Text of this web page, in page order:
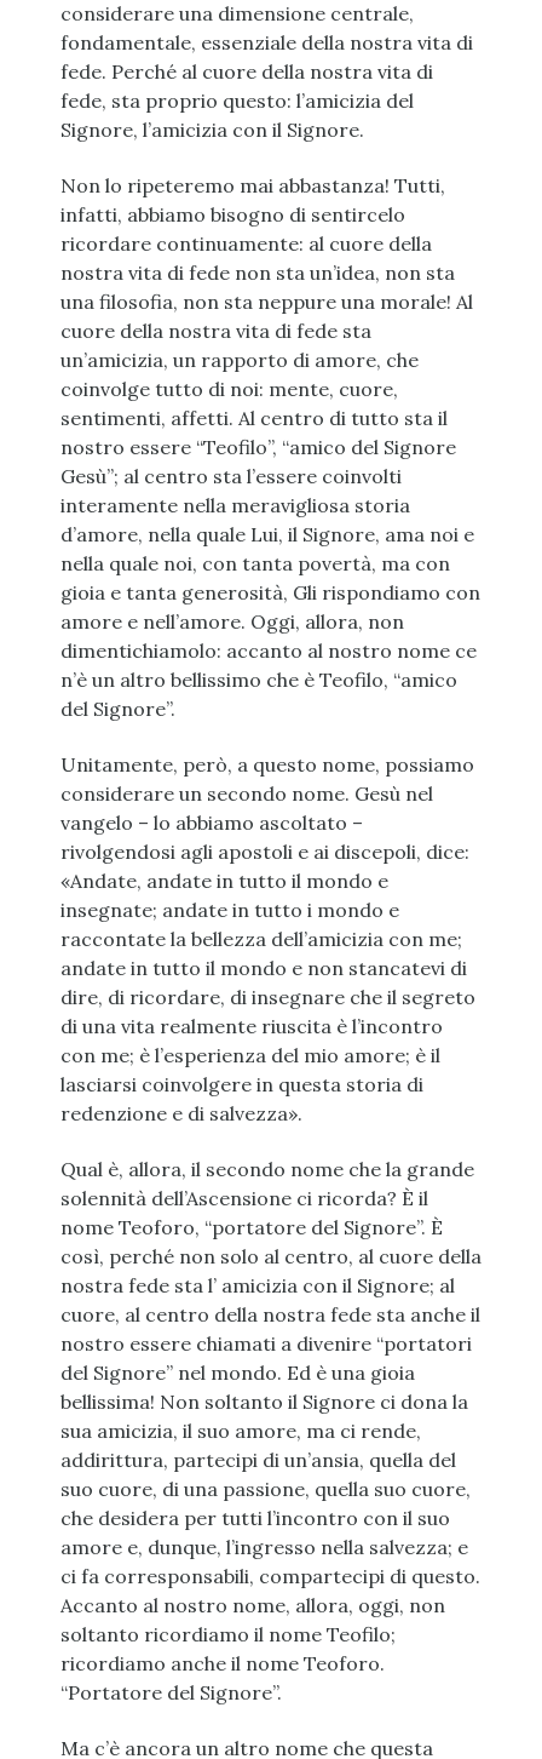
considerare una dimensione centrale,
fondamentale, essenziale della nostra vita di
fede. Perché al cuore della nostra vita di
fede, sta proprio questo: l’amicizia del
Signore, l’amicizia con il Signore.
Non lo ripeteremo mai abbastanza! Tutti,
infatti, abbiamo bisogno di sentircelo
ricordare continuamente: al cuore della
nostra vita di fede non sta un’idea, non sta
una filosofia, non sta neppure una morale! Al
cuore della nostra vita di fede sta
un’amicizia, un rapporto di amore, che
coinvolge tutto di noi: mente, cuore,
sentimenti, affetti. Al centro di tutto sta il
nostro essere “Teofilo”, “amico del Signore
Gesù”; al centro sta l’essere coinvolti
interamente nella meravigliosa storia
d’amore, nella quale Lui, il Signore, ama noi e
nella quale noi, con tanta povertà, ma con
gioia e tanta generosità, Gli rispondiamo con
amore e nell’amore. Oggi, allora, non
dimentichiamolo: accanto al nostro nome ce
n’è un altro bellissimo che è Teofilo, “amico
del Signore”.
Unitamente, però, a questo nome, possiamo
considerare un secondo nome. Gesù nel
vangelo – lo abbiamo ascoltato –
rivolgendosi agli apostoli e ai discepoli, dice:
«Andate, andate in tutto il mondo e
insegnate; andate in tutto i mondo e
raccontate la bellezza dell’amicizia con me;
andate in tutto il mondo e non stancatevi di
dire, di ricordare, di insegnare che il segreto
di una vita realmente riuscita è l’incontro
con me; è l’esperienza del mio amore; è il
lasciarsi coinvolgere in questa storia di
redenzione e di salvezza».
Qual è, allora, il secondo nome che la grande
solennità dell’Ascensione ci ricorda? È il
nome Teoforo, “portatore del Signore”. È
così, perché non solo al centro, al cuore della
nostra fede sta l’ amicizia con il Signore; al
cuore, al centro della nostra fede sta anche il
nostro essere chiamati a divenire “portatori
del Signore” nel mondo. Ed è una gioia
bellissima! Non soltanto il Signore ci dona la
sua amicizia, il suo amore, ma ci rende,
addirittura, partecipi di un’ansia, quella del
suo cuore, di una passione, quella suo cuore,
che desidera per tutti l’incontro con il suo
amore e, dunque, l’ingresso nella salvezza; e
ci fa corresponsabili, compartecipi di questo.
Accanto al nostro nome, allora, oggi, non
soltanto ricordiamo il nome Teofilo;
ricordiamo anche il nome Teoforo.
“Portatore del Signore”.
Ma c’è ancora un altro nome che questa